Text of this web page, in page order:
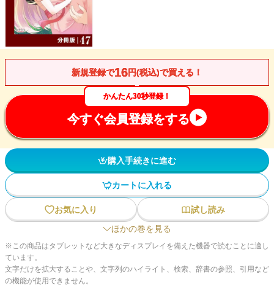
新規登録で16円(税込)で買える！
かんたん30秒登録！
今すぐ会員登録をする
購入手続きに進む
カートに入れる
お気に入り
試し読み
ほかの巻を見る
※この商品はタブレットなど大きなディスプレイを備えた機器で読むことに適し
ています。
文字だけを拡大することや、文字列のハイライト、検索、辞書の参照、引用など
の機能が使用できません。